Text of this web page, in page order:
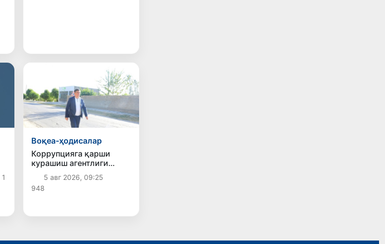
1
Воқеа-ҳодисалар
Коррупцияга қарши
курашиш агентлиги
Шаҳрисабз тумани
ҳокимига қарши хизмат
текшируви ўтказишни
5 авг 2026, 09:25
948